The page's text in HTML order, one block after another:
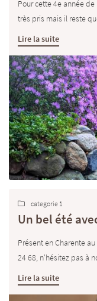
Pour cette 4e année
très pris mais il reste
votre bouche à oreille.
En ménage, toutes les
été satisfaites.
Sur la charente :
la Ch Maritime
avons fortement
d'enfants.
Lire la suite
 categorie 1
Un bel été
Présent en Charente
24 68, n'hésitez pas à
repassage, jardinage
quelques places alors
Lire la suite